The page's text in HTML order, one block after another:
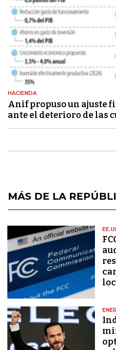
HACIENDA
Anif propuso un ajuste
ante el deterioro de las
MÁS DE LA